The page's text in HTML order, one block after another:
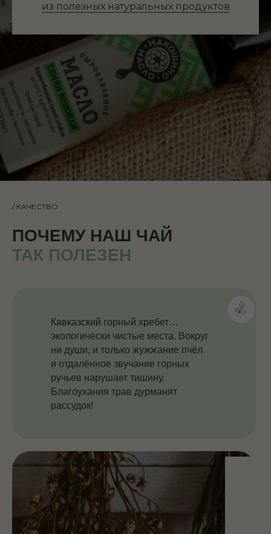
из полезных натуральных продуктов
ПОЧЕМУ НАШ ЧАЙ
ТАК ПОЛЕЗЕН
/ КАЧЕСТВО
Кавказский горный хребет…
экологически чистые места. Вокруг
ни души, и только жужжание пчёл
и отдалённое звучание горных
ручьев нарушает тишину.
Благоухания трав дурманят
рассудок!